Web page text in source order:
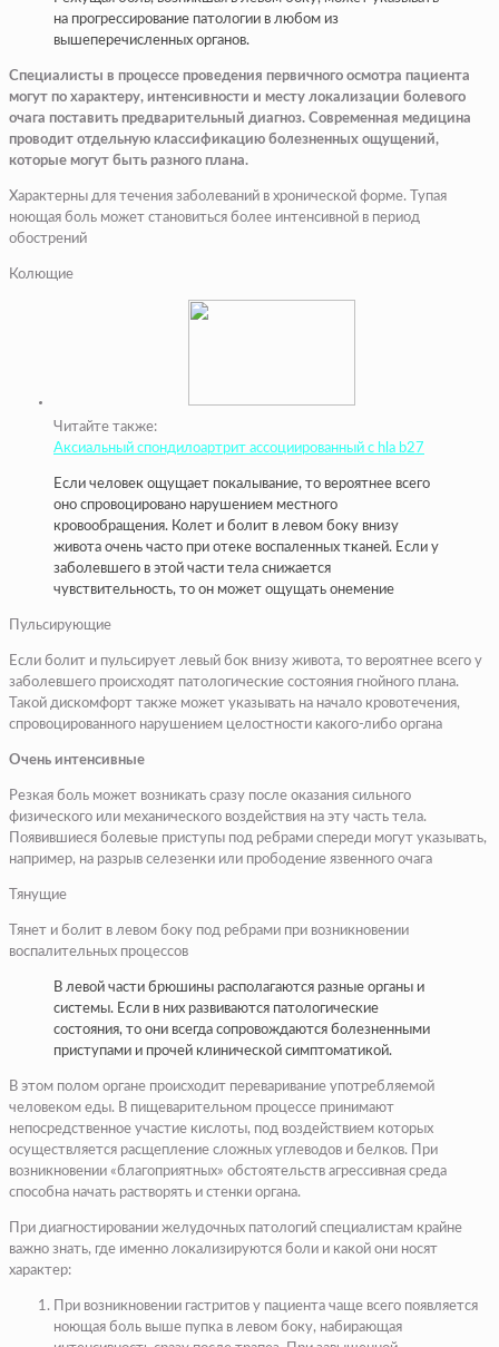
на прогрессирование патологии в любом из
вышеперечисленных органов.
Специалисты в процессе проведения первичного осмотра пациента
могут по характеру, интенсивности и месту локализации болевого
очага поставить предварительный диагноз. Современная медицина
проводит отдельную классификацию болезненных ощущений,
которые могут быть разного плана.
Характерны для течения заболеваний в хронической форме. Тупая
ноющая боль может становиться более интенсивной в период
обострений
Колющие
Читайте также:
Аксиальный спондилоартрит ассоциированный с hla b27
Если человек ощущает покалывание, то вероятнее всего
оно спровоцировано нарушением местного
кровообращения. Колет и болит в левом боку внизу
живота очень часто при отеке воспаленных тканей. Если у
заболевшего в этой части тела снижается
чувствительность, то он может ощущать онемение
Пульсирующие
Если болит и пульсирует левый бок внизу живота, то вероятнее всего у
заболевшего происходят патологические состояния гнойного плана.
Такой дискомфорт также может указывать на начало кровотечения,
спровоцированного нарушением целостности какого-либо органа
Очень интенсивные
Резкая боль может возникать сразу после оказания сильного
физического или механического воздействия на эту часть тела.
Появившиеся болевые приступы под ребрами спереди могут указывать,
например, на разрыв селезенки или прободение язвенного очага
Тянущие
Тянет и болит в левом боку под ребрами при возникновении
воспалительных процессов
В левой части брюшины располагаются разные органы и
системы. Если в них развиваются патологические
состояния, то они всегда сопровождаются болезненными
приступами и прочей клинической симптоматикой.
В этом полом органе происходит переваривание употребляемой
человеком еды. В пищеварительном процессе принимают
непосредственное участие кислоты, под воздействием которых
осуществляется расщепление сложных углеводов и белков. При
возникновении «благоприятных» обстоятельств агрессивная среда
способна начать растворять и стенки органа.
При диагностировании желудочных патологий специалистам крайне
важно знать, где именно локализируются боли и какой они носят
характер:
При возникновении гастритов у пациента чаще всего появляется
ноющая боль выше пупка в левом боку, набирающая